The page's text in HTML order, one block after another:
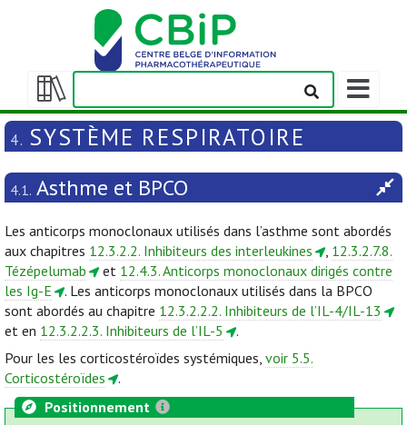
Afficher/masquer
la
table
matières
Afficher/
la
barre
navigation
4. SYSTÈME RESPIRATOIRE
4.1. Asthme et BPCO
Les anticorps monoclonaux utilisés dans l’asthme sont abordés
aux chapitres 12.3.2.2. Inhibiteurs des interleukines , 12.3.2.7.8.
Tézépelumab
et 12.4.3. Anticorps monoclonaux dirigés contre
les Ig-E
. Les anticorps monoclonaux utilisés dans la BPCO
sont abordés au chapitre 12.3.2.2.2. Inhibiteurs de l’IL-4/IL-13
et en 12.3.2.2.3. Inhibiteurs de l’IL-5
.
Pour les les corticostéroïdes systémiques, voir 5.5.
Corticostéroïdes
.
Positionnement